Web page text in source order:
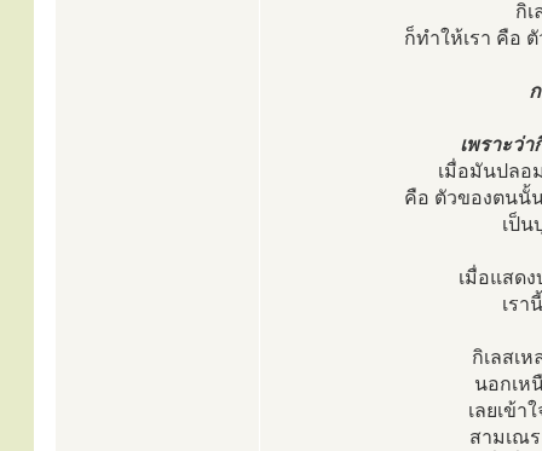
กิ
ก็ทำให้เรา คือ
เพราะว่
เมื่อมันปลอ
คือ ตัวของตนนั้น
เป็น
เมื่อแสด
เรา
กิเลสเ
นอกเห
เลยเข้า
สามเณ